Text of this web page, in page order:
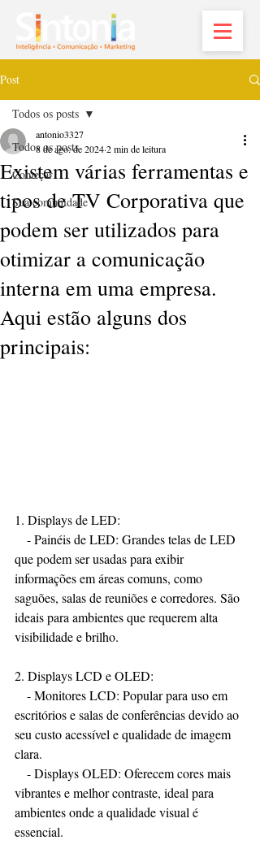
Post
Todos os posts
Começar
Sua comunidade
Todos os posts
Existem várias ferramentas e
tipos de TV Corporativa que
podem ser utilizados para
otimizar a comunicação
interna em uma empresa.
Aqui estão alguns dos
principais:
antonio3327
8 de ago. de 20242 min de leitura
1. Displays de LED:
- Painéis de LED: Grandes telas de LED
que podem ser usadas para exibir
informações em áreas comuns, como
saguões, salas de reuniões e corredores. São
ideais para ambientes que requerem alta
visibilidade e brilho.
2. Displays LCD e OLED:
- Monitores LCD: Popular para uso em
escritórios e salas de conferências devido ao
seu custo acessível e qualidade de imagem
clara.
- Displays OLED: Oferecem cores mais
vibrantes e melhor contraste, ideal para
ambientes onde a qualidade visual é
essencial.